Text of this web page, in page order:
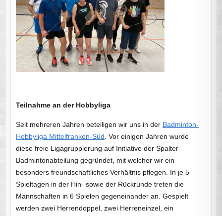
Teilnahme an der Hobbyliga
Seit mehreren Jahren beteiligen wir uns in der Badminton-
Hobbyliga Mittelfranken-Süd . Vor einigen Jahren wurde
diese freie Ligagruppierung auf Initiative der Spalter
Badmintonabteilung gegründet, mit welcher wir ein
besonders freundschaftliches Verhältnis pflegen. In je 5
Spieltagen in der Hin- sowie der Rückrunde treten die
Mannschaften in 6 Spielen gegeneinander an. Gespielt
werden zwei Herrendoppel, zwei Herreneinzel, ein